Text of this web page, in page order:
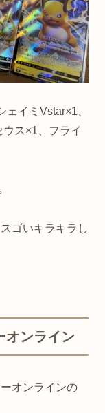
イミVstar×1、
ス×1、フライ
ゴいキラキラし
オンライン
オンラインの